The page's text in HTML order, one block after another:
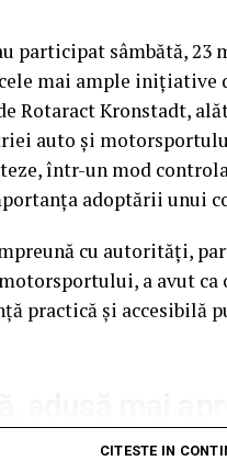
Rolul IMC și al
(IMC) este
spune întreaga
asupra
că doar 20% dintre
de tip 2 (66%) și
participat sâmbătă,
mai ample
Rotaract Kronstadt,
auto și
într-un mod
adoptării unui
cu autorități,
a avut
practică și accesibilă
rutiere din România
CITESTE IN